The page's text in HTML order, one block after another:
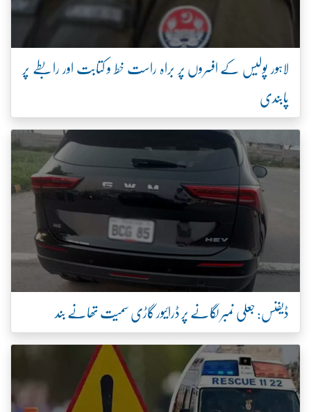
لاہور پولیس کے افسروں پر براہ راست خط و کتابت اور رابطے پر
پابندی
ڈیفنس: جعلی نمبر لگانے پر ڈرائیور گاڑی سمیت تھانے بند